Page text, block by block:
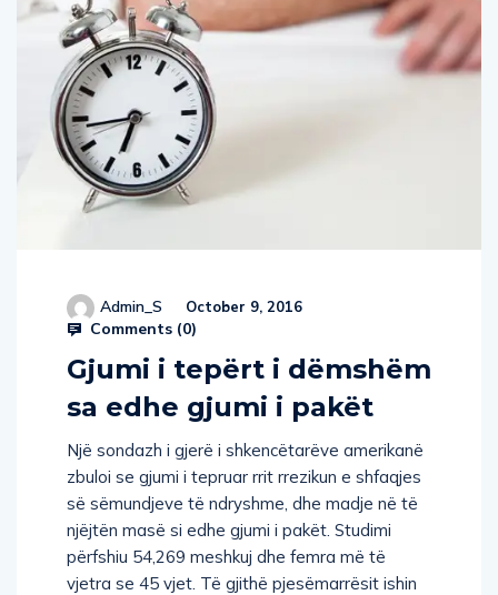
Admin_S October 9, 2016
Comments (0)
Gjumi i tepërt i dëmshëm
sa edhe gjumi i pakët
Një sondazh i gjerë i shkencëtarëve amerikanë
zbuloi se gjumi i tepruar rrit rrezikun e shfaqjes
së sëmundjeve të ndryshme, dhe madje në të
njëjtën masë si edhe gjumi i pakët. Studimi
përfshiu 54,269 meshkuj dhe femra më të
vjetra se 45 vjet. Të gjithë pjesëmarrësit ishin